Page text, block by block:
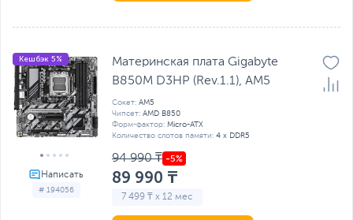
# 194056
Кешбэк 5%
Материнская плата Gigabyte
B850M D3HP (Rev.1.1), AM5
Сокет: AM5
Чипсет: AMD B850
Форм-фактор: Micro-ATX
Количество слотов памяти: 4 x DDR5
94 990 ₸
89 990 ₸
7 499 ₸ x 12 мес